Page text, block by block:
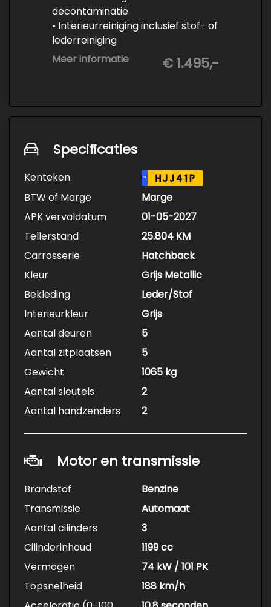
decontaminatie
• Interieurreiniging inclusief stof- of
lederreiniging
• 3-staps lakcorrectie
• Keramische Coating (+/- 5 jaar)
Meer informatie € 1.495,-
Specificaties
Kenteken NL HJJ41P
BTW of Marge
Marge
APK vervaldatum
01-05-2027
Tellerstand
25.804 KM
Carrosserie
Hatchback
Kleur
Grijs Metallic
Bekleding
Leder/Stof
Interieurkleur
Grijs
Aantal deuren
5
Aantal zitplaatsen
5
Gewicht
1065 kg
Aantal sleutels
2
Aantal handzenders
2
Motor en transmissie
Brandstof
Benzine
Transmissie
Automaat
Aantal cilinders
3
Cilinderinhoud
1199 cc
Vermogen
74 kW / 101 PK
Topsnelheid
188 km/h